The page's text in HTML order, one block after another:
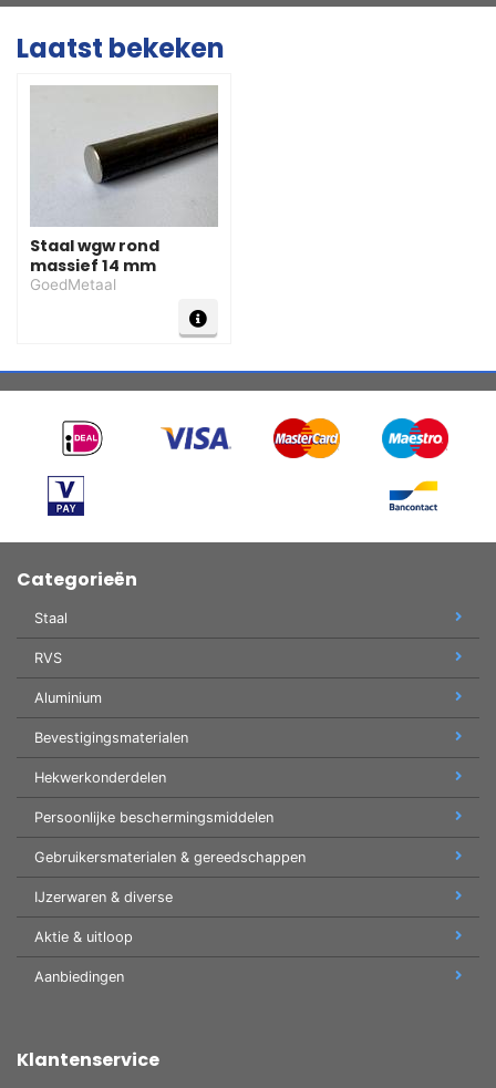
Laatst bekeken
Staal wgw rond
massief 14 mm
GoedMetaal
Categorieën
Staal
RVS
Aluminium
Bevestigingsmaterialen
Hekwerkonderdelen
Persoonlijke beschermingsmiddelen
Gebruikersmaterialen & gereedschappen
IJzerwaren & diverse
Aktie & uitloop
Aanbiedingen
Klantenservice